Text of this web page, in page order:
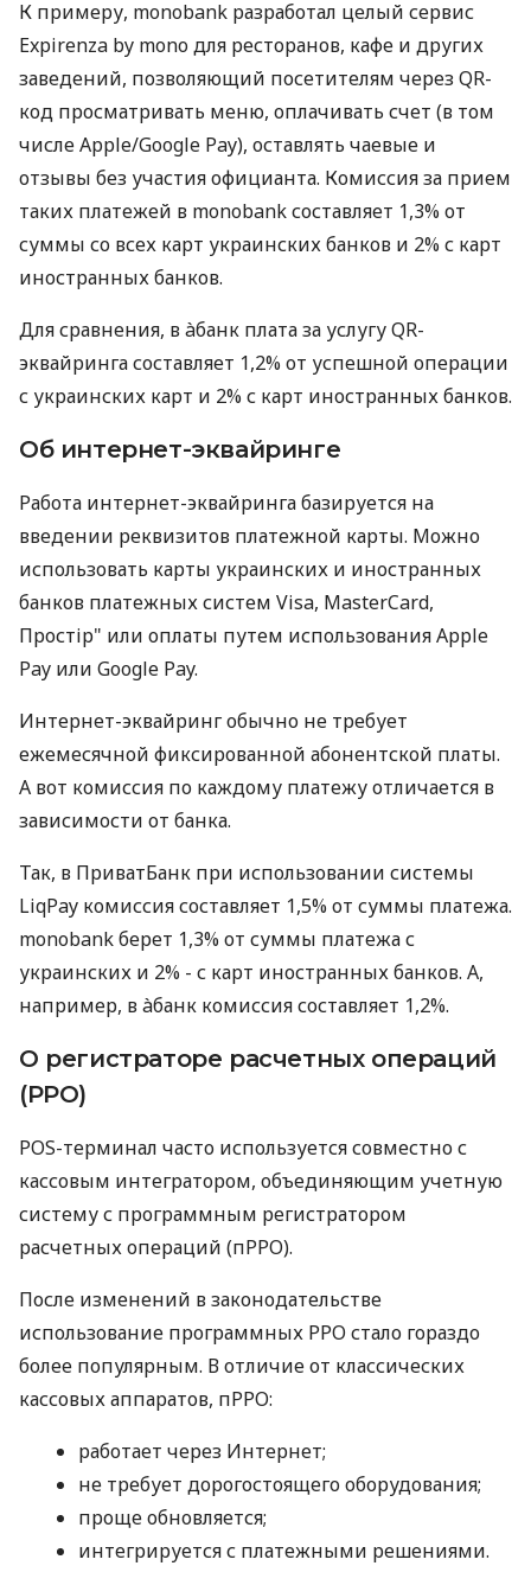
К примеру, monobank разработал целый сервис
Expirenza by mono для ресторанов, кафе и других
заведений, позволяющий посетителям через QR-
код просматривать меню, оплачивать счет (в том
числе Apple/Google Pay), оставлять чаевые и
отзывы без участия официанта. Комиссия за прием
таких платежей в monobank составляет 1,3% от
суммы со всех карт украинских банков и 2% с карт
иностранных банков.
Для сравнения, в àбанк плата за услугу QR-
эквайринга составляет 1,2% от успешной операции
с украинских карт и 2% с карт иностранных банков.
Об интернет-эквайринге
Работа интернет-эквайринга базируется на
введении реквизитов платежной карты. Можно
использовать карты украинских и иностранных
банков платежных систем Visa, MasterCard,
Простір" или оплаты путем использования Apple
Pay или Google Pay.
Интернет-эквайринг обычно не требует
ежемесячной фиксированной абонентской платы.
А вот комиссия по каждому платежу отличается в
зависимости от банка.
Так, в ПриватБанк при использовании системы
LiqPay комиссия составляет 1,5% от суммы платежа.
monobank берет 1,3% от суммы платежа с
украинских и 2% - с карт иностранных банков. А,
например, в àбанк комиссия составляет 1,2%.
О регистраторе расчетных операций
(РРО)
POS-терминал часто используется совместно с
кассовым интегратором, объединяющим учетную
систему с программным регистратором
расчетных операций (пРРО).
После изменений в законодательстве
использование программных РРО стало гораздо
более популярным. В отличие от классических
кассовых аппаратов, пРРО:
работает через Интернет;
не требует дорогостоящего оборудования;
проще обновляется;
интегрируется с платежными решениями.